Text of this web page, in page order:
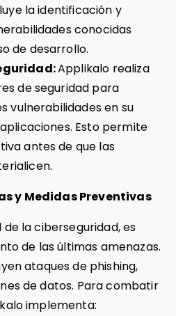
la identificación y
conocidas
de desarrollo.
Applikalo realiza
de seguridad para
vulnerabilidades en su
Esto permite
antes de que las
y Medidas Preventivas
la ciberseguridad, es
de las últimas amenazas.
ataques de phishing,
de datos. Para combatir
implementa: